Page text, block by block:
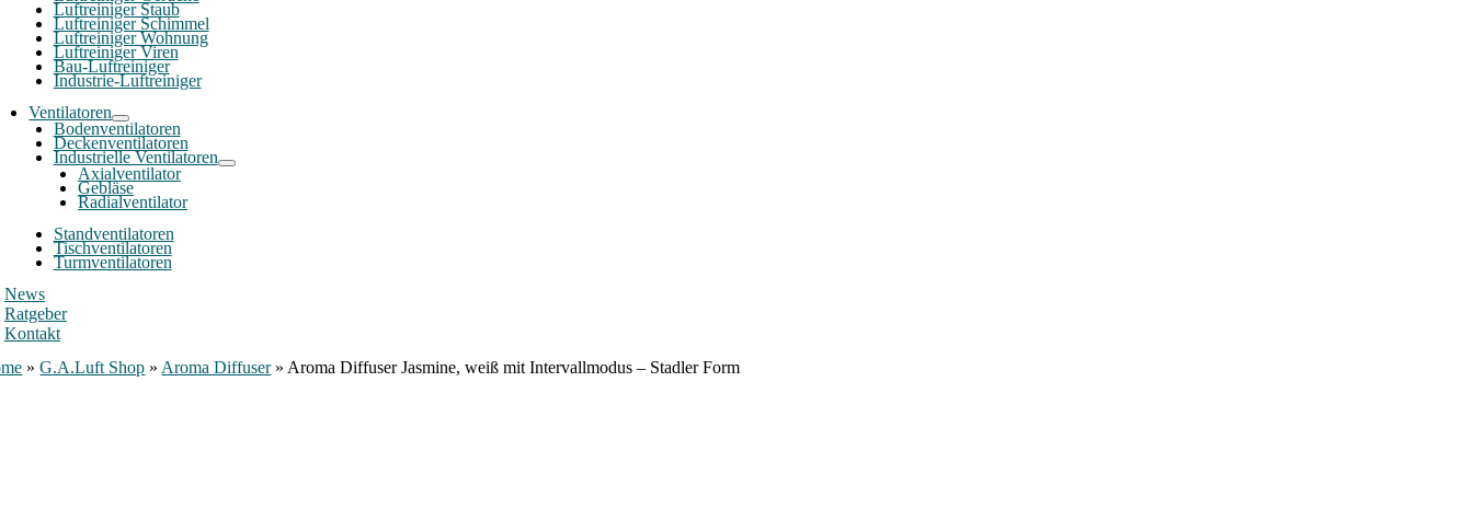
Luftreiniger Staub
Luftreiniger Schimmel
Luftreiniger Wohnung
Luftreiniger Viren
Bau-Luftreiniger
Industrie-Luftreiniger
Ventilatoren
Bodenventilatoren
Deckenventilatoren
Industrielle Ventilatoren
Axialventilator
Gebläse
Radialventilator
Standventilatoren
Tischventilatoren
Turmventilatoren
News
Ratgeber
Kontakt
»G.A.Luft Shop » Aroma Diffuser» Aroma Diffuser Jasmine, weiß mit Intervallmodus – Stadler Form